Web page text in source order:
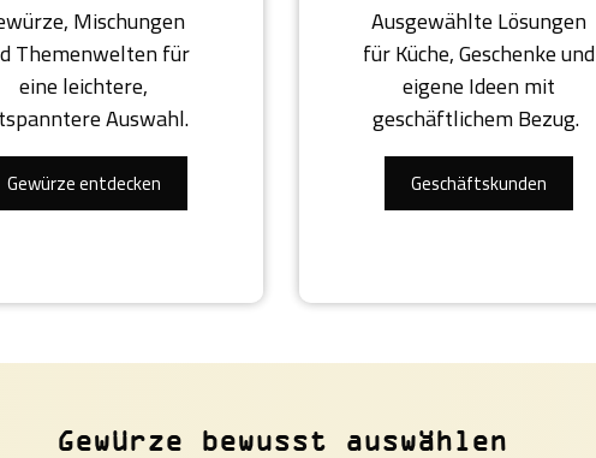
Mischungen
Themenwelten für
eine leichtere,
Auswahl.
Gewürze entdecken
Ausgewählte Lösungen
für Küche, Geschenke und
eigene Ideen mit
geschäftlichem Bezug.
Geschäftskunden
Gewürze bewusst auswählen